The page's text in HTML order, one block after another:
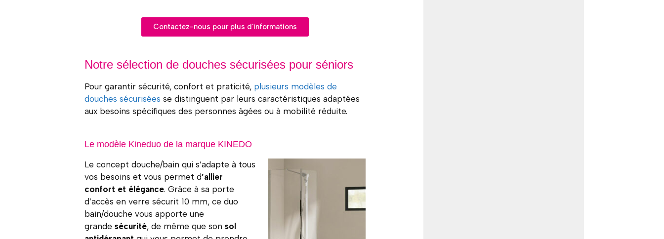
Contactez-nous pour plus d'informations
Notre sélection de douches sécurisées pour séniors
Pour garantir sécurité, confort et praticité, plusieurs modèles de
douches sécurisées se distinguent par leurs caractéristiques adaptées
aux besoins spécifiques des personnes âgées ou à mobilité réduite.
Le modèle Kineduo de la marque KINEDO
Le concept douche/bain qui s’adapte à tous
vos besoins et vous permet d’allier
confort et élégance. Grâce à sa porte
d’accès en verre sécurit 10 mm, ce duo
bain/douche vous apporte une
grandesécurité, de même que sonsol